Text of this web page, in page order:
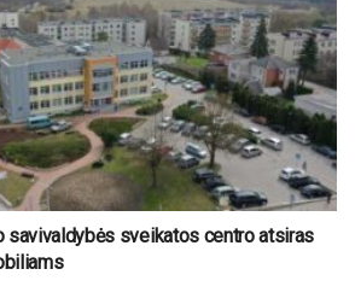
savivaldybės sveikatos centro atsiras